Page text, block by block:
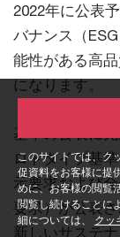
このサイトでは、ク
促資料をお客様に提
めに、お客様の閲覧
閲覧し続けることに
細については、 クッ
2022年に公表
バナンス（
能性がある高
になります。
基準の公表に
ロトタイプ基
示要求および
要求）が公表
新しいサステ